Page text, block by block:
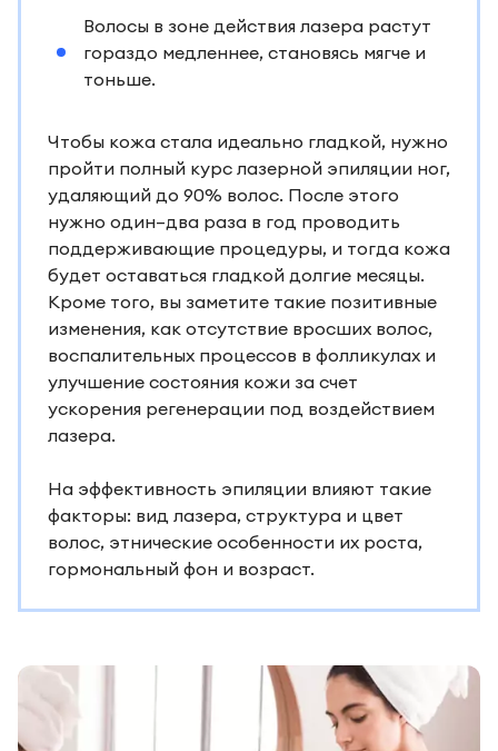
Волосы в зоне действия лазера растут
гораздо медленнее, становясь мягче и
тоньше.
Чтобы кожа стала идеально гладкой, нужно
пройти полный курс лазерной эпиляции ног,
удаляющий до 90% волос. После этого
нужно один–два раза в год проводить
поддерживающие процедуры, и тогда кожа
будет оставаться гладкой долгие месяцы.
Кроме того, вы заметите такие позитивные
изменения, как отсутствие вросших волос,
воспалительных процессов в фолликулах и
улучшение состояния кожи за счет
ускорения регенерации под воздействием
лазера.
На эффективность эпиляции влияют такие
факторы: вид лазера, структура и цвет
волос, этнические особенности их роста,
гормональный фон и возраст.